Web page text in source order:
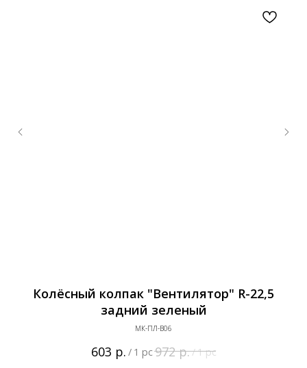
Колёсный колпак "Вентилятор" R-22,5
задний зеленый
МК-ПЛ-В06
603 р. / 1 pc972 р./1 pc